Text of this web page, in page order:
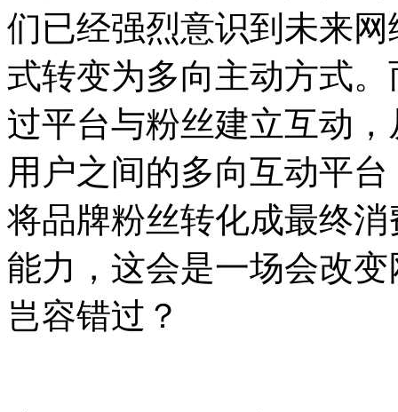
们已经强烈意识到未来
式转变为多向主动方式
过平台与粉丝建立互动
用户之间的多向互动平
将品牌粉丝转化成最终
能力，这会是一场会改
岂容错过？